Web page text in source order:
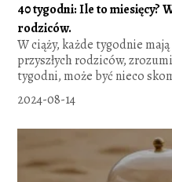
40 tygodni: Ile to miesięcy?
rodziców.
W ciąży, każde tygodnie
przyszłych rodziców,
tygodni, może być nieco
2024-08-14